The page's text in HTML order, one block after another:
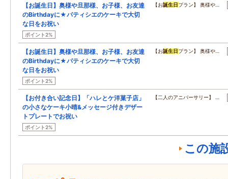
【お誕生日】奥様や旦那様、お子様、お友達
のBirthdayに★パティシエのケーキで大切
な日をお祝い
ポイント2%
【お誕生日 プラン】 奥様や…
【お誕生日】奥様や旦那様、お子様、お友達
のBirthdayに★パティシエのケーキで大切
な日をお祝い
ポイント2%
【お誕生日 プラン】 奥様や…
【お付き合い記念日】「ハレとケ洋菓子店」
の小さなケーキ小晴&メッセージ付きデザー
トプレートでお祝い
ポイント2%
【二人のアニバーサリー】 …
この施